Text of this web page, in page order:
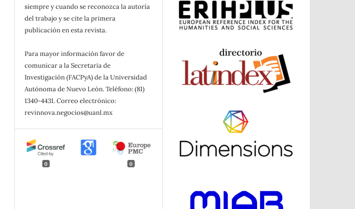
siempre y cuando se reconozca la autoría
del trabajo y se cite la primera
publicación en esta revista.
Para mayor información favor de
comunicar a la Secretaria de
Investigación (FACPyA) de la Universidad
Autónoma de Nuevo León. Teléfono: (81)
1340-4431. Correo electrónico:
revinnova.negocios@uanl.mx
0 0